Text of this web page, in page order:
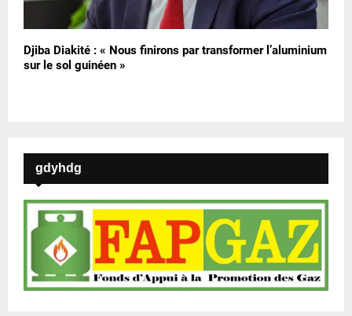
Djiba Diakité : « Nous finirons par transformer l’aluminium
sur le sol guinéen »
gdyhdg